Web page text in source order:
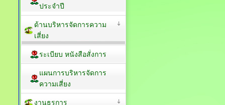
ประจำปี
ด้านบริหารจัดการความ
เสี่ยง
ระเบียบ หนังสือสั่งการ
แผนการบริหารจัดการ
ความเสี่ยง
งานธุรการ